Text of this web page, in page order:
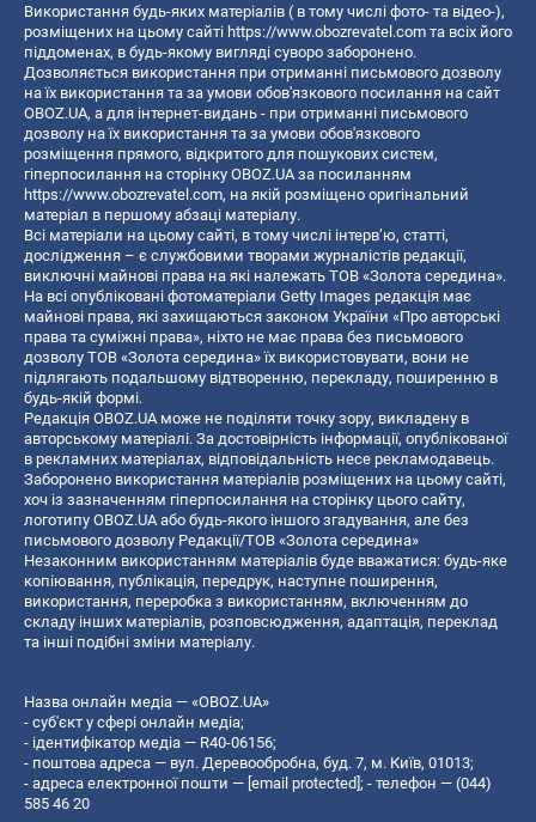
Використання будь-яких матеріалів ( в тому числі фото- та відео-),
розміщених на цьому сайті https://www.obozrevatel.com та всіх його
піддоменах, в будь-якому вигляді суворо заборонено.
Дозволяється використання при отриманні письмового дозволу
на їх використання та за умови обов'язкового посилання на сайт
OBOZ.UA, а для інтернет-видань - при отриманні письмового
дозволу на їх використання та за умови обов'язкового
розміщення прямого, відкритого для пошукових систем,
гіперпосилання на сторінку OBOZ.UA за посиланням
https://www.obozrevatel.com, на якій розміщено оригінальний
матеріал в першому абзаці матеріалу.
Всі матеріали на цьому сайті, в тому числі інтерв’ю, статті,
дослідження – є службовими творами журналістів редакції,
виключні майнові права на які належать ТОВ «Золота середина».
На всі опубліковані фотоматеріали Getty Images редакція має
майнові права, які захищаються законом України «Про авторські
права та суміжні права», ніхто не має права без письмового
дозволу ТОВ «Золота середина» їх використовувати, вони не
підлягають подальшому відтворенню, перекладу, поширенню в
будь-якій формі.
Редакція OBOZ.UA може не поділяти точку зору, викладену в
авторському матеріалі. За достовірність інформації, опублікованої
в рекламних матеріалах, відповідальність несе рекламодавець.
Заборонено використання матеріалів розміщених на цьому сайті,
хоч із зазначенням гіперпосилання на сторінку цього сайту,
логотипу OBOZ.UA або будь-якого іншого згадування, але без
письмового дозволу Редакції/ТОВ «Золота середина»
Незаконним використанням матеріалів буде вважатися: будь-яке
копiювання, публiкацiя, передрук, наступне поширення,
використання, переробка з використанням, включенням до
складу інших матеріалів, розповсюдження, адаптація, переклад
та інші подібні зміни матеріалу.
Назва онлайн медіа — «OBOZ.UA»
- суб'єкт у сфері онлайн медіа;
- ідентифікатор медіа — R40-06156;
- поштова адреса — вул. Деревообробна, буд. 7, м. Київ, 01013;
- адреса електронної пошти — [email protected] ; - телефон — (044)
585 46 20